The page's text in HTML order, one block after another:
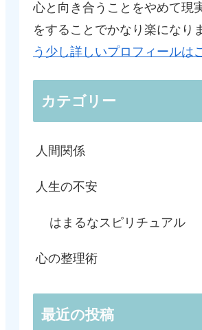
心と向き合うことをやめて現
をすることでかなり楽になり
う少し詳しいプロフィールは
カテゴリー
人間関係
人生の不安
はまるなスピリチュアル
心の整理術
最近の投稿